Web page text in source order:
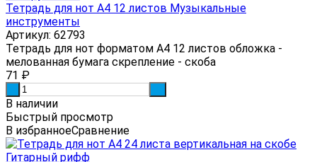
Тетрадь для нот А4 12 листов Музыкальные
инструменты
Артикул: 62793
Тетрадь для нот форматом А4 12 листов обложка -
мелованная бумага скрепление - скоба
71 ₽
В наличии
Быстрый просмотр
В избранноеСравнение